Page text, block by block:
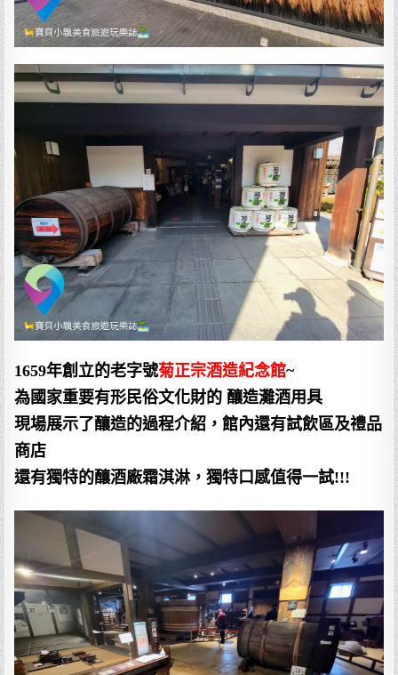
1659年創立的老字號菊正宗酒造紀念館~
為國家重要有形民俗文化財的 釀造灘酒用具
現場展示了釀造的過程介紹，館內還有試飲區及禮品
商店
還有獨特的釀酒廠霜淇淋，獨特口感值得一試!!!